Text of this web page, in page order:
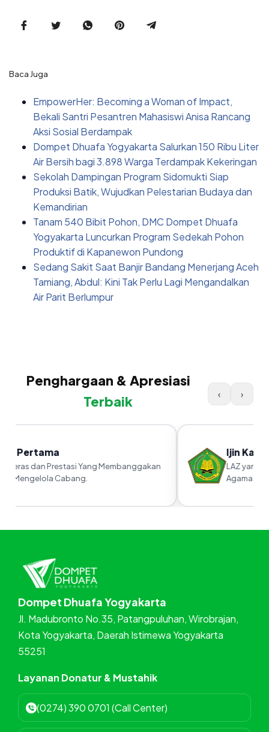
Baca Juga
EmpowerHer: Becoming a Woman of Impact,
Bekali Santri Pesantren Mahasiswi Anisa Rancang
Aksi Sosial Berdampak
Dompet Dhuafa Yogyakarta Salurkan 150 Ribu Liter
Air Bersih bagi 3.898 Warga Terdampak Kekeringan
Sekolah Dampingan Program Sidomukti Siap
Produksi Batik, Wujudkan Pelestarian Budaya dan
Kemandirian
Tanam 540 Bibit Pohon, DMC Dompet Dhuafa
Yogyakarta Luncurkan Program Sedekah Pohon
Produktif di Kapanewon Pundong
Sedang Sakit Saat Banjir Bandang Menerjang Aceh
Tamiang, Abdul: Kini Tak Perlu Lagi Mengandalkan
Air Parit Berlumpur
Penghargaan & Apresiasi
Terbaik
‹ ›
Pertama
dan Prestasi Yang Membanggakan
Mengelola Cabang.
Ijin Kanwil
LAZ yang
Agama RI
Dompet Dhuafa Yogyakarta
Jl. Madubronto No.35, Patangpuluhan, Wirobrajan,
Kota Yogyakarta, Daerah Istimewa Yogyakarta
55251
Layanan Donatur & Mustahik
(0274) 390 0701 (Call Center)